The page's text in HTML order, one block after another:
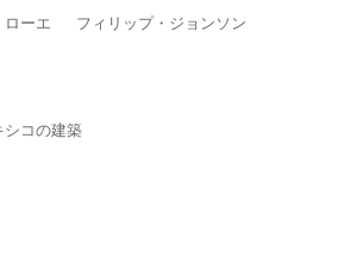
ローエ フィリップ・ジョンソン
コの建築